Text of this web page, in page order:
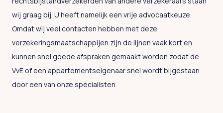
wij graag bij. U heeft namelijk een vrije advocaatkeuze.
Omdat wij veel contacten hebben met deze
verzekeringsmaatschappijen zijn de lijnen vaak kort en
kunnen snel goede afspraken gemaakt worden zodat de
VvE of een appartementseigenaar snel wordt bijgestaan
door een van onze specialisten.